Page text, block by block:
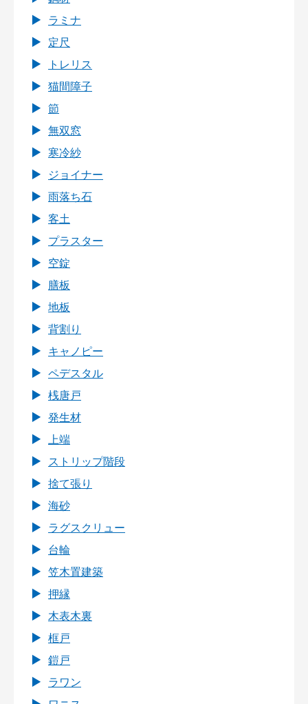
ラミナ
定尺
トレリス
猫間障子
節
無双窓
寒冷紗
ジョイナー
雨落ち石
客土
プラスター
空錠
膳板
地板
背割り
キャノピー
ペデスタル
桟唐戸
発生材
上端
ストリップ階段
捨て張り
海砂
ラグスクリュー
台輪
笠木置建築
押縁
木表木裏
框戸
鎧戸
ラワン